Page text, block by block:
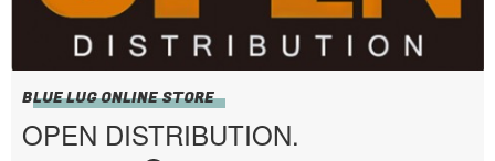
BLUE LUG ONLINE STORE
OPEN DISTRIBUTION.